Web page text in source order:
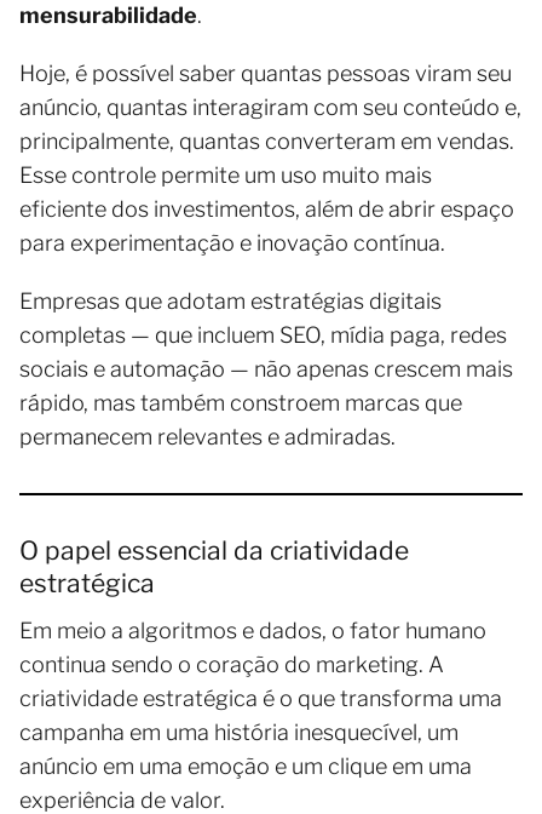
mensurabilidade.
Hoje, é possível saber quantas pessoas viram seu
anúncio, quantas interagiram com seu conteúdo e,
principalmente, quantas converteram em vendas.
Esse controle permite um uso muito mais
eficiente dos investimentos, além de abrir espaço
para experimentação e inovação contínua.
Empresas que adotam estratégias digitais
completas — que incluem SEO, mídia paga, redes
sociais e automação — não apenas crescem mais
rápido, mas também constroem marcas que
permanecem relevantes e admiradas.
O papel essencial da criatividade
estratégica
Em meio a algoritmos e dados, o fator humano
continua sendo o coração do marketing. A
criatividade estratégica é o que transforma uma
campanha em uma história inesquecível, um
anúncio em uma emoção e um clique em uma
experiência de valor.